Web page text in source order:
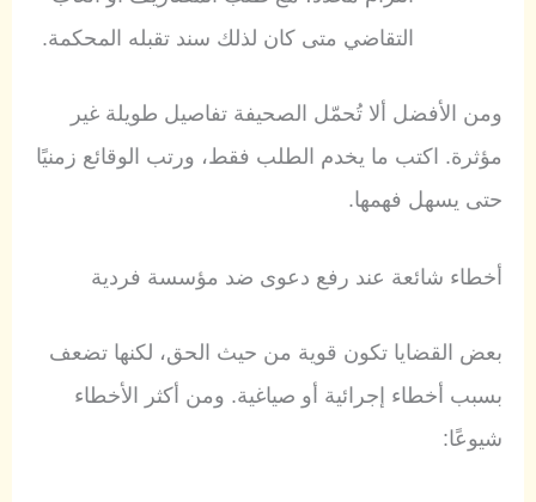
التقاضي متى كان لذلك سند تقبله المحكمة.
ومن الأفضل ألا تُحمّل الصحيفة تفاصيل طويلة غير
مؤثرة. اكتب ما يخدم الطلب فقط، ورتب الوقائع زمنيًا
حتى يسهل فهمها.
أخطاء شائعة عند رفع دعوى ضد مؤسسة فردية
بعض القضايا تكون قوية من حيث الحق، لكنها تضعف
بسبب أخطاء إجرائية أو صياغية. ومن أكثر الأخطاء
شيوعًا: